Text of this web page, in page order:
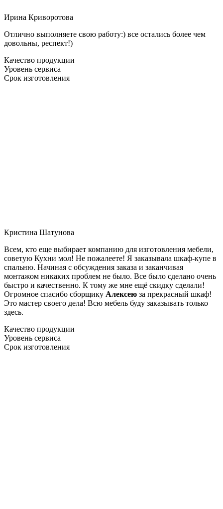
Ирина Криворотова
Отлично выполняете свою работу:) все остались более чем
довольны, респект!)
Качество продукции
Уровень сервиса
Срок изготовления
Кристина Шатунова
Всем, кто еще выбирает компанию для изготовления мебели,
советую Кухни мол! Не пожалеете! Я заказывала шкаф-купе в
спальню. Начиная с обсуждения заказа и заканчивая
монтажом никаких проблем не было. Все было сделано очень
быстро и качественно. К тому же мне ещё скидку сделали!
Огромное спасибо сборщику Алексею за прекрасный шкаф!
Это мастер своего дела! Всю мебель буду заказывать только
здесь.
Качество продукции
Уровень сервиса
Срок изготовления